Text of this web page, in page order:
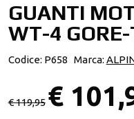
Prodotti Pulizia
Scaldacollo
Sottocasco
GUANTI
WT-4
Codice: P658 Marca:
€ 119,95 €